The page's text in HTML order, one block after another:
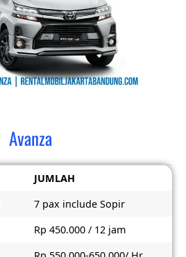
Avanza
JUMLAH
7 pax include Sopir
Rp 450.000 / 12 jam